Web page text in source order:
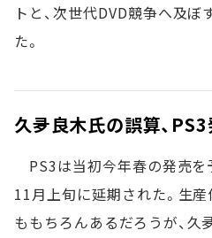
トと、次世代DVD競争へ及
た。
久夛良木氏の誤算、
PS3は当初今年春の発売を
11月上旬に延期された。生
ももちろんあるだろうが、